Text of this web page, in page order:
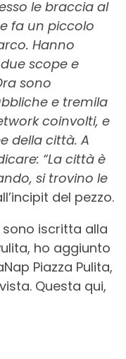
le braccia al
fa un piccolo
Hanno
scope e
sono
e tremila
coinvolti, e
della città. A
“La città è
si trovino le
del pezzo.
iscritta alla
ho aggiunto
Piazza Pulita,
Questa qui,